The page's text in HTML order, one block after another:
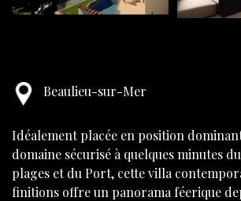
Beaulieu-sur-Mer
Idéalement placée en position
domaine sécurisé à quelques minutes
plages et du Port, cette villa
finitions offre un panorama féerique